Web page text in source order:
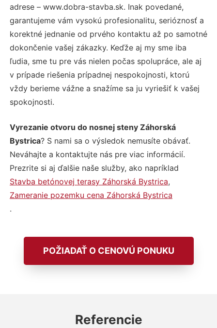
adrese – www.dobra-stavba.sk. Inak povedané,
garantujeme vám vysokú profesionalitu, serióznosť a
korektné jednanie od prvého kontaktu až po samotné
dokončenie vašej zákazky. Keďže aj my sme iba
ľudia, sme tu pre vás nielen počas spolupráce, ale aj
v prípade riešenia prípadnej nespokojnosti, ktorú
vždy berieme vážne a snažíme sa ju vyriešiť k vašej
spokojnosti.
Vyrezanie otvoru do nosnej steny Záhorská
Bystrica? S nami sa o výsledok nemusíte obávať.
Neváhajte a kontaktujte nás pre viac informácií.
Prezrite si aj ďalšie naše služby, ako napríklad
Stavba betónovej terasy Záhorská Bystrica,
Zameranie pozemku cena Záhorská Bystrica
.
POŽIADAŤ O CENOVÚ PONUKU
Referencie